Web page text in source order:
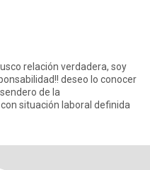
vida,comprometido en la relación !! con situación laboral definida